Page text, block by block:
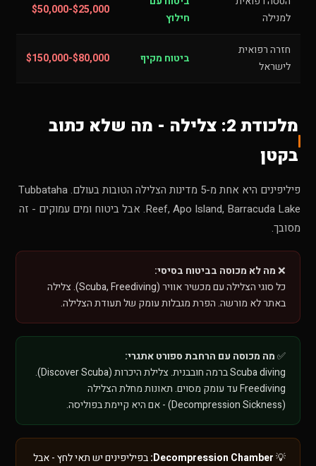
למנילה
חילוץ
$25,000-$50,000
חזרה רפואית
לישראל
ביטוח מקיף $80,000-$150,000
מלכודת 2: צלילה - מה שלא כתוב
בקטן
פיליפינים היא אחת מ-5 מדינות הצלילה הטובות בעולם. Tubbataha
Reef, Apo Island, Barracuda Lake. אבל ביטוח ומים עמוקים - זה
מסובך.
❌מה לא מכוסה בביטוח בסיסי:
כל סוגי הצלילה עם מכשיר אוויר (Scuba, Freediving). צלילה
באתר לא מורשה. הפרת מגבלות עומק של תעודת הצלילה.
✅מה מכוסה עם הרחבת ספורט אתגרי:
Scuba diving ברמה חובבנית. צלילת היכרות (Discover Scuba).
Freediving עד עומק מסוים. תאונות מחלת הצלילה
(Decompression Sickness) - אם היא קיימת בפוליסה.
💡
Decompression Chamber: בפיליפינים יש תאי לחץ - אבל